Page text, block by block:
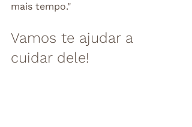
mais tempo."
Vamos te ajudar a
cuidar dele!